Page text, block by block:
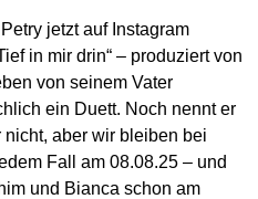
jetzt auf Instagram
in mir drin“ – produziert von
von seinem Vater
ein Duett. Noch nennt er
aber wir bleiben bei
Fall am 08.08.25 – und
und Bianca schon am